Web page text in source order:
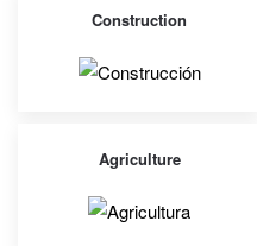
Construction
Agriculture